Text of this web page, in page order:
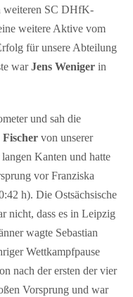
weiteren SC DHfK-
weitere Aktive vom
für unsere Abteilung
warJens Wenigerin
und sah die
von unserer
Kanten und hatte
vor Franziska
h). Die Ostsächsische
nicht, dass es in Leipzig
wagte Sebastian
Wettkampfpause
nach der ersten der vier
Vorsprung und war